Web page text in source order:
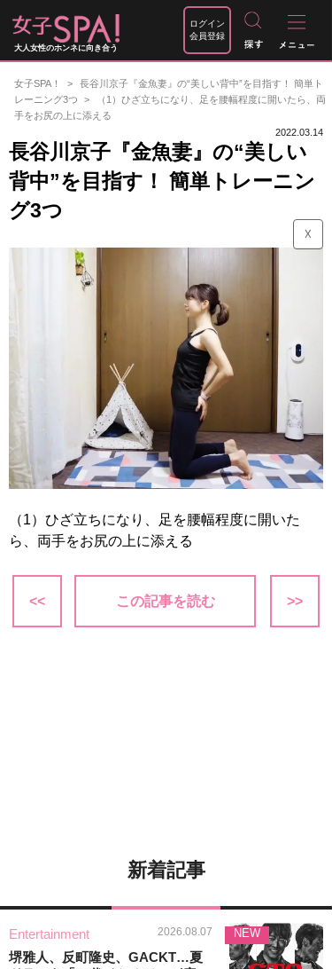
大人女性のホンネに向き合う
ログイン
会員登録
女子SPA！
長谷川京子『金魚妻』の“美しい背中”を目指す！ 簡単ト
レーニング3つ
（1）ひざ立ちになり、足を腰幅程度に開いたら、両
手をお尻の上に添える
2022.03.14
長谷川京子『金魚妻』の“美しい
背中”を目指す！ 簡単トレーニン
グ3つ
☓
（1）ひざ立ちになり、足を腰幅程度に開いた
ら、両手をお尻の上に添える
<< この記事を読む >>
新着記事
Entertainment 2026.08.07
堺雅人、反町隆史、GACKT…夏
NEW